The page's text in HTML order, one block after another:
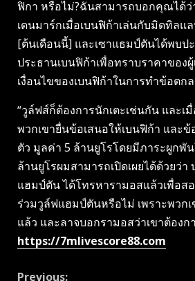
ฟิกา หรือไม่?ฉันสามารถบอกคุณได้ว่
เดนมาร์กเมื่อเบนฟิก้าเล่นกับมิดทิลแ
[ต้นเดือนนี้] และเซาแธมป์ตันได้พบป
ประธานเบนฟิก้าเพื่อทราบราคาของ
เงื่อนไขของเบนฟิก้าในการทำข้อตก
“วูล์ฟส์ก็ต้องการนักเตะเช่นกัน และ
พวกเขายื่นข้อเสนอให้เบนฟิก้า และ
ตัว มูลค่า 5 ล้านยูโรโดยมีภาระผูกพั
ล้านยูโรผมสามารถเปิดเผยได้ด้วยว่
แฮมป์ตัน ได้โทรหารามอสแล้วเพื่อส
ร่วมวูล์ฟแฮมป์ตันหรือไม่ เพราะพวก
แล้ว และลาจบอกรามอสว่าเขาต้องก
https://7mlivescore88.com
Previous: